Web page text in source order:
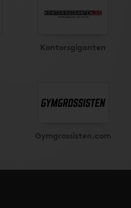
Kontorsgiganten
Gymgrossisten.com